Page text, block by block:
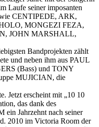
Laufe seiner imposanten
CENTIPEDE, ARK,
MONGEZI FEZA,
JOHN MARSHALL,
Bandprojekten zählt
und neben ihm aus PAUL
(Bass) und TONY
MUJICIAN, die
Jetzt erscheint mit „10 10
das dank des
ein Jahrzehnt nach seiner
2010 im Victoria Room der